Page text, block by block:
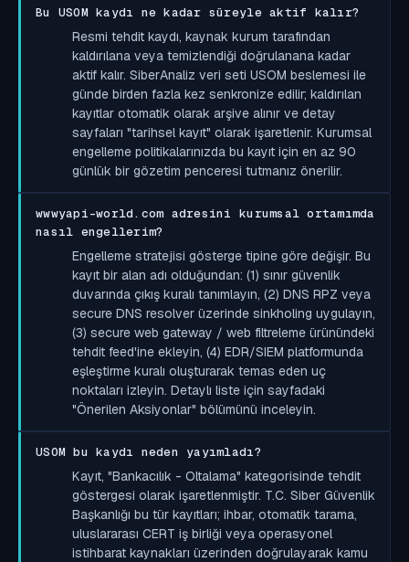
Bu USOM kaydı ne kadar süreyle aktif kalır?
Resmi tehdit kaydı, kaynak kurum tarafından
kaldırılana veya temizlendiği doğrulanana kadar
aktif kalır. SiberAnaliz veri seti USOM beslemesi ile
günde birden fazla kez senkronize edilir; kaldırılan
kayıtlar otomatik olarak arşive alınır ve detay
sayfaları "tarihsel kayıt" olarak işaretlenir. Kurumsal
engelleme politikalarınızda bu kayıt için en az 90
günlük bir gözetim penceresi tutmanız önerilir.
wwwyapi-world.com adresini kurumsal ortamımda
nasıl engellerim?
Engelleme stratejisi gösterge tipine göre değişir. Bu
kayıt bir alan adı olduğundan: (1) sınır güvenlik
duvarında çıkış kuralı tanımlayın, (2) DNS RPZ veya
secure DNS resolver üzerinde sinkholing uygulayın,
(3) secure web gateway / web filtreleme ürünündeki
tehdit feed'ine ekleyin, (4) EDR/SIEM platformunda
eşleştirme kuralı oluşturarak temas eden uç
noktaları izleyin. Detaylı liste için sayfadaki
"Önerilen Aksiyonlar" bölümünü inceleyin.
USOM bu kaydı neden yayımladı?
Kayıt, "Bankacılık - Oltalama" kategorisinde tehdit
göstergesi olarak işaretlenmiştir. T.C. Siber Güvenlik
Başkanlığı bu tür kayıtları; ihbar, otomatik tarama,
uluslararası CERT iş birliği veya operasyonel
istihbarat kaynakları üzerinden doğrulayarak kamu